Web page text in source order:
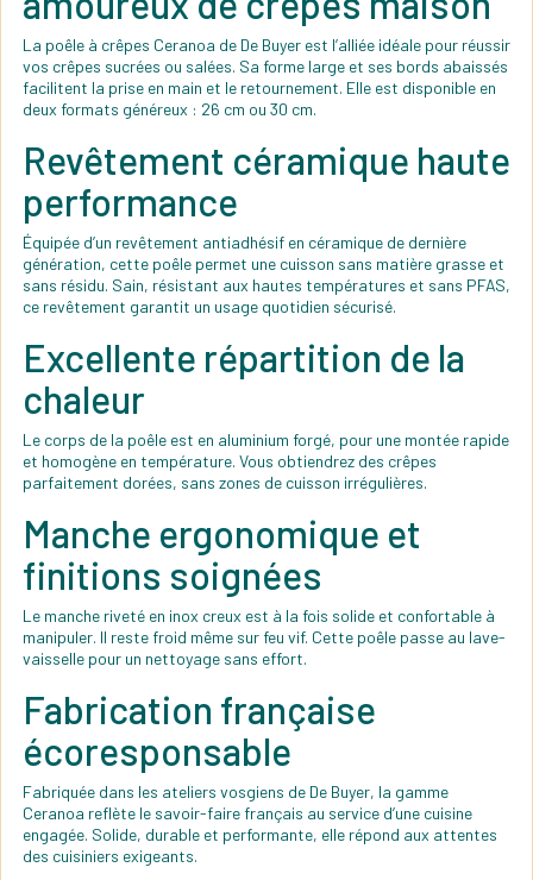
La poêle à crêpes Ceranoa de De Buyer est l’alliée idéale pour réussir
vos crêpes sucrées ou salées. Sa forme large et ses bords abaissés
facilitent la prise en main et le retournement. Elle est disponible en
deux formats généreux : 26 cm ou 30 cm.
Revêtement céramique haute
performance
Équipée d’un revêtement antiadhésif en céramique de dernière
génération, cette poêle permet une cuisson sans matière grasse et
sans résidu. Sain, résistant aux hautes températures et sans PFAS,
ce revêtement garantit un usage quotidien sécurisé.
Excellente répartition de la
chaleur
Le corps de la poêle est en aluminium forgé, pour une montée rapide
et homogène en température. Vous obtiendrez des crêpes
parfaitement dorées, sans zones de cuisson irrégulières.
Manche ergonomique et
finitions soignées
Le manche riveté en inox creux est à la fois solide et confortable à
manipuler. Il reste froid même sur feu vif. Cette poêle passe au lave-
vaisselle pour un nettoyage sans effort.
Fabrication française
écoresponsable
Fabriquée dans les ateliers vosgiens de De Buyer, la gamme
Ceranoa reflète le savoir-faire français au service d’une cuisine
engagée. Solide, durable et performante, elle répond aux attentes
des cuisiniers exigeants.